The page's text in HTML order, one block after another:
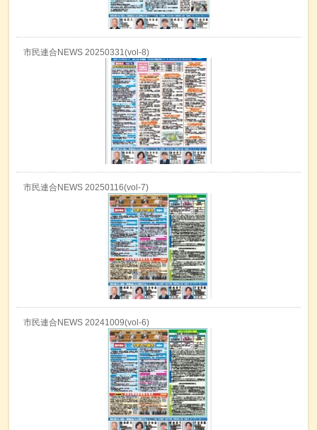
市民連合NEWS 20250331(vol-8)
市民連合NEWS 20250116(vol-7)
市民連合NEWS 20241009(vol-6)